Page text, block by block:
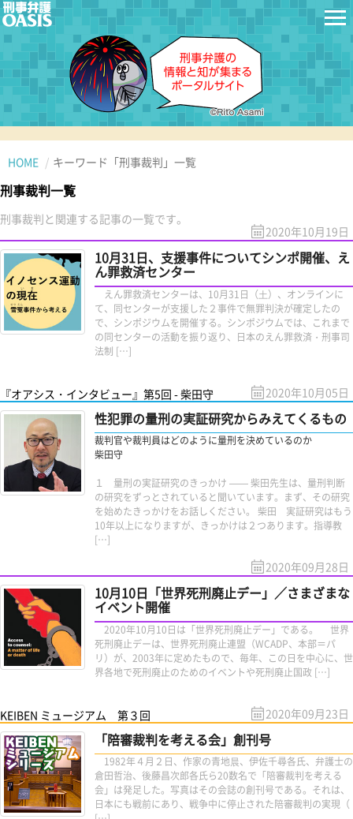
HOME キーワード「刑事裁判」一覧
刑事裁判一覧
刑事裁判と関連する記事の一覧です。
2020年10月19日
10月31日、支援事件についてシンポ開催、え
ん罪救済センター
えん罪救済センターは、10月31日（⼟）、オンラインに
て、同センターが支援した２事件で無罪判決が確定したの
で、シンポジウムを開催する。シンポジウムでは、これまで
の同センターの活動を振り返り、日本のえん罪救済・刑事司
法制 […]
『オアシス・インタビュー』第5回 - 柴田守 2020年10月05日
性犯罪の量刑の実証研究からみえてくるもの
裁判官や裁判員はどのように量刑を決めているのか
柴田守
１ 量刑の実証研究のきっかけ —— 柴田先生は、量刑判断
の研究をずっとされていると聞いています。まず、その研究
を始めたきっかけをお話しください。 柴田 実証研究はもう
10年以上になりますが、きっかけは２つあります。指導教
[…]
2020年09月28日
10月10日「世界死刑廃止デー」／さまざまな
イベント開催
2020年10月10日は「世界死刑廃止デー」である。 世界
死刑廃止デーは、世界死刑廃止連盟（WCADP、本部＝パ
リ）が、2003年に定めたもので、毎年、この日を中心に、世
界各地で死刑廃止のためのイベントや死刑廃止国政 […]
KEIBEN ミュージアム 第３回 2020年09月23日
「陪審裁判を考える会」創刊号
1982年４月２日、作家の青地晨、伊佐千尋各氏、弁護士の
倉田哲治、後藤昌次郎各氏ら20数名で「陪審裁判を考える
会」は発足した。写真はその会誌の創刊号である。それは、
日本にも戦前にあり、戦争中に停止された陪審裁判の実現（